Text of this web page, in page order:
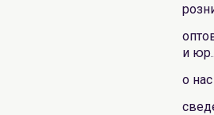
и
о нас